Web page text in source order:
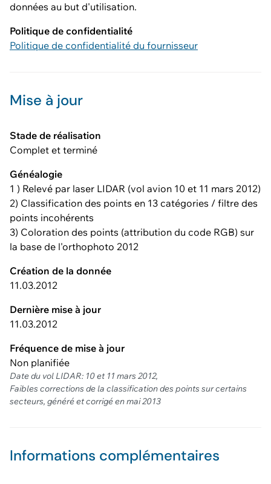
données au but d'utilisation.
Politique de confidentialité
Politique de confidentialité du fournisseur
Mise à jour
Stade de réalisation
Complet et terminé
Généalogie
1 ) Relevé par laser LIDAR (vol avion 10 et 11 mars 2012)
2) Classification des points en 13 catégories / filtre des
points incohérents
3) Coloration des points (attribution du code RGB) sur
la base de l'orthophoto 2012
Création de la donnée
11.03.2012
Dernière mise à jour
11.03.2012
Fréquence de mise à jour
Non planifiée
Date du vol LIDAR: 10 et 11 mars 2012,
Faibles corrections de la classification des points sur certains
secteurs, généré et corrigé en mai 2013
Informations complémentaires